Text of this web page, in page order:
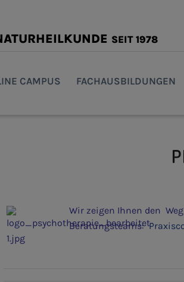
SEIT 1978
CAMPUS FACHAUSBILDUNGEN
Wir zeigen Ihnen den
Beratungsteams: